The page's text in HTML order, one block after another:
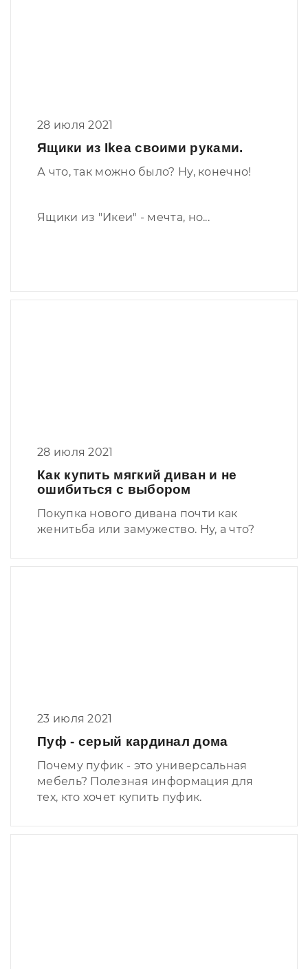
28 июля 2021
Ящики из Ikea своими руками.
А что, так можно было? Ну, конечно!
Ящики из "Икеи" - мечта, но...
28 июля 2021
Как купить мягкий диван и не
ошибиться с выбором
Покупка нового дивана почти как
женитьба или замужество. Ну, а что?
23 июля 2021
Пуф - серый кардинал дома
Почему пуфик - это универсальная
мебель? Полезная информация для
тех, кто хочет купить пуфик.